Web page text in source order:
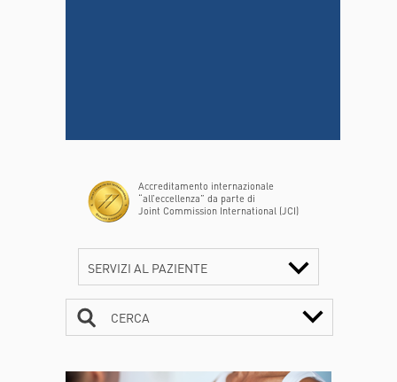
Accreditamento internazionale
“all’eccellenza” da parte di
Joint Commission International (JCI)
SERVIZI AL PAZIENTE
CERCA